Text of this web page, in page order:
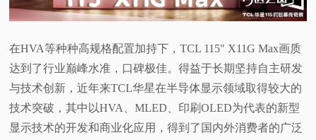
在HVA等种种高规格配置加持下，TCL 115" X11G Max画质
达到了行业巅峰水准，口碑极佳。得益于长期坚持自主研发
与技术创新，近年来TCL华星在半导体显示领域取得较大的
技术突破，其中以HVA、MLED、印刷OLED为代表的新型
显示技术的开发和商业化应用，得到了国内外消费者的广泛